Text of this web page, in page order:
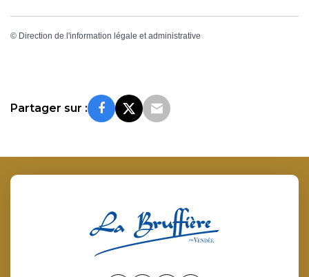
© Direction de l'information légale et administrative
Partager sur :